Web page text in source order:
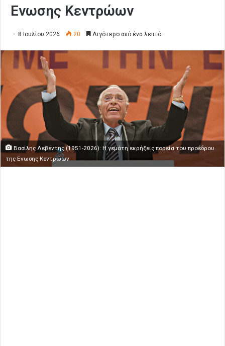
Ενωσης Κεντρώων
8 Ιουλίου 2026 20 Λιγότερο από ένα λεπτό
Βασίλης Λεβέντης (1951-2026): Η γεμάτη εκρήξεις πορεία του προέδρου
της Ενωσης Κεντρώων